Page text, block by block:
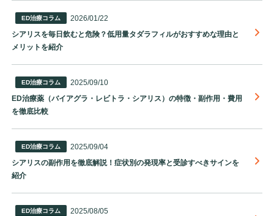
ED治療コラム
2026/01/22
シアリスを毎日飲むと危険？低用量タダラフィルがおすすめな理由と
メリットを紹介
ED治療コラム
2025/09/10
ED治療薬（バイアグラ・レビトラ・シアリス）の特徴・副作用・費用
を徹底比較
ED治療コラム
2025/09/04
シアリスの副作用を徹底解説！症状別の発現率と受診すべきサインを
紹介
ED治療コラム
2025/08/05